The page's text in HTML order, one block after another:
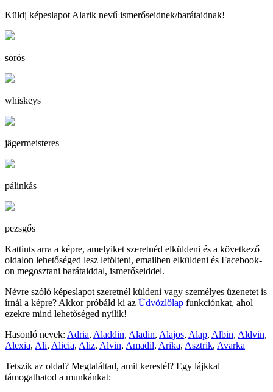
Küldj képeslapot Alarik nevű ismerőseidnek/barátaidnak!
sörös
whiskeys
jägermeisteres
pálinkás
pezsgős
Kattints arra a képre, amelyiket szeretnéd elküldeni és a következő
oldalon lehetőséged lesz letölteni, emailben elküldeni és Facebook-
on megosztani barátaiddal, ismerőseiddel.
Névre szóló képeslapot szeretnél küldeni vagy személyes üzenetet is
írnál a képre? Akkor próbáld ki az Üdvözlőlap funkciónkat, ahol
ezekre mind lehetőséged nyílik!
Hasonló nevek: Adria, Aladdin, Aladin, Alajos, Alap, Albin, Aldvin,
Alexia, Ali, Alicia, Aliz, Alvin, Amadil, Arika, Asztrik, Avarka
Tetszik az oldal? Megtaláltad, amit kerestél? Egy lájkkal
támogathatod a munkánkat: